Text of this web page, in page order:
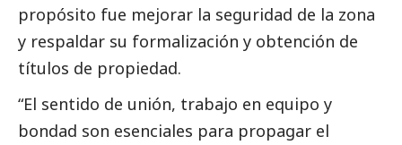
propósito fue mejorar la seguridad de la zona
y respaldar su formalización y obtención de
títulos de propiedad.
“El sentido de unión, trabajo en equipo y
bondad son esenciales para propagar el